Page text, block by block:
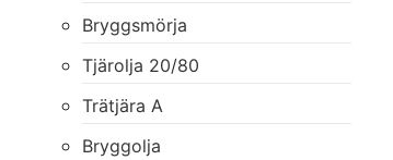
Bryggsmörja
Tjärolja 20/80
Trätjära A
Bryggolja